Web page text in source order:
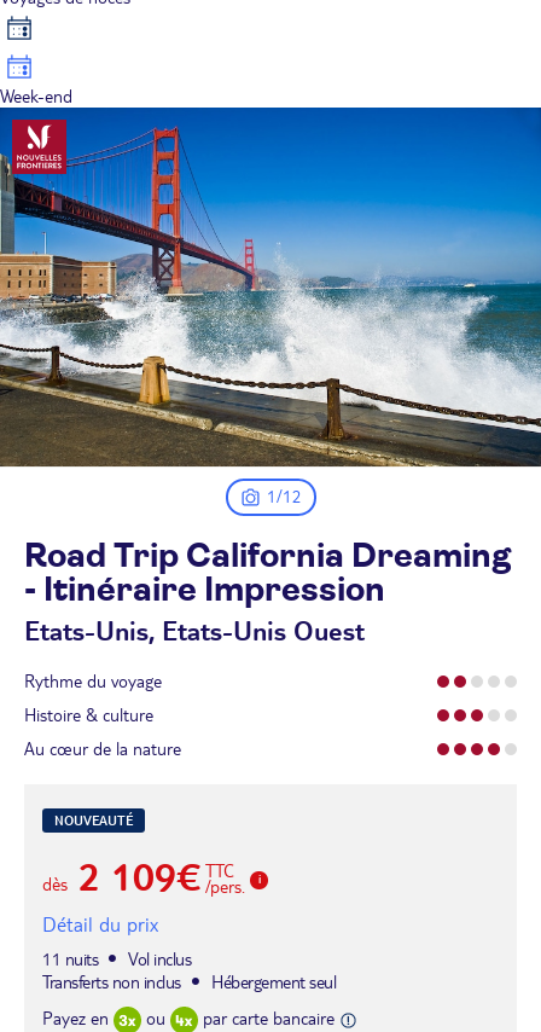
Week-end
1/12
Road Trip California Dreaming
- Itinéraire Impression
Etats-Unis, Etats-Unis Ouest
Rythme du voyage
Histoire & culture
Au cœur de la nature
NOUVEAUTÉ
dès 2 109€ TTC
/pers.
Détail du prix
11 nuits
Vol inclus
Transferts non inclus
Hébergement seul
Payez en
ou par carte bancaire